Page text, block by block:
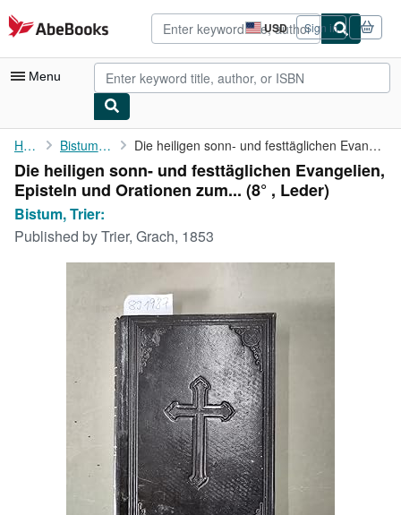
Skip to main content
AbeBooks.com USD
Site
shopping
preferences
Sign in
Menu
My Account
My Purchases
Advanced Search
Browse Collections
CLOSE
Home Bistum, Trier: Die heiligen sonn- und festtäglichen Evangelien, Episteln und ...
Die heiligen sonn- und festtäglichen Evangelien,
Episteln und Orationen zum... (8° , Leder)
Bistum, Trier:
Published byTrier, Grach, 1853